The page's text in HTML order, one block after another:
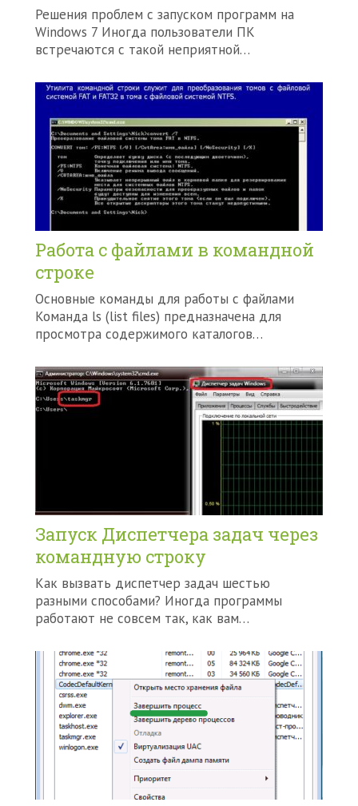
Решения проблем с запуском программ на
Windows 7 Иногда пользователи ПК
встречаются с такой неприятной…
Работа с файлами в командной
строке
Основные команды для работы с файлами
Команда ls (list files) предназначена для
просмотра содержимого каталогов…
Запуск Диспетчера задач через
командную строку
Как вызвать диспетчер задач шестью
разными способами? Иногда программы
работают не совсем так, как вам…